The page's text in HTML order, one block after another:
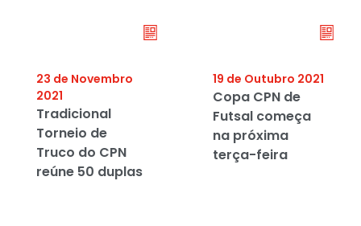
23 de Novembro
2021
Tradicional
Torneio de
Truco do CPN
reúne 50 duplas
19 de Outubro 2021
Copa CPN de
Futsal começa
na próxima
terça-feira